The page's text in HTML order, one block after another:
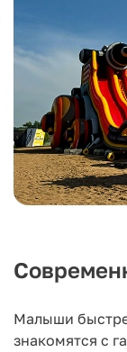
Малыши
знакомятся с